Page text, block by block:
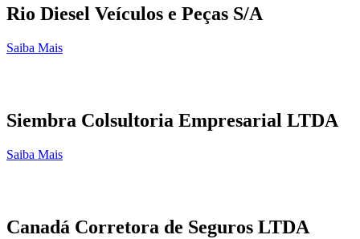
Rio Diesel Veículos e Peças S/A
Saiba Mais
Siembra Colsultoria Empresarial LTDA
Saiba Mais
Canadá Corretora de Seguros LTDA